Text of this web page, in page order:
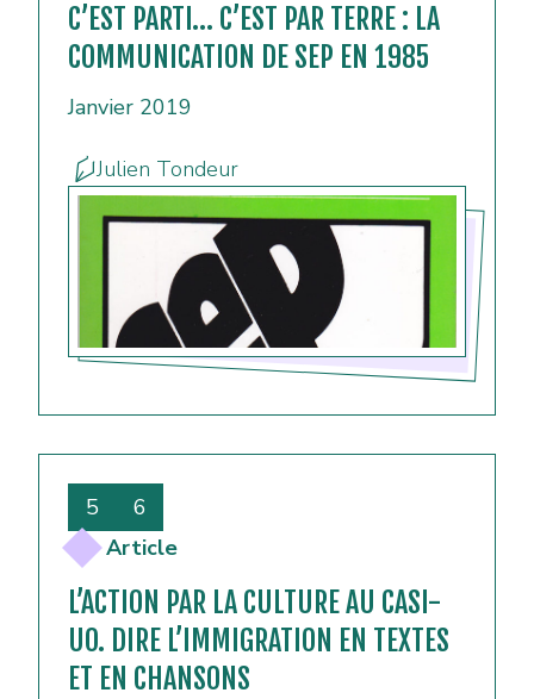
C’EST PARTI… C’EST PAR TERRE : LA
COMMUNICATION DE SEP EN 1985
Janvier 2019
Julien Tondeur
Article
L’ACTION PAR LA CULTURE AU CASI-
UO. DIRE L’IMMIGRATION EN TEXTES
ET EN CHANSONS
5 6